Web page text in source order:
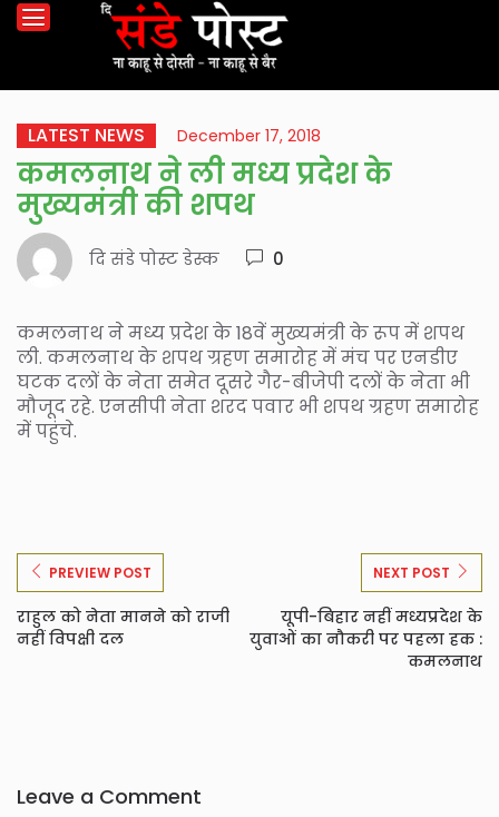
LATEST NEWS December 17, 2018
कमलनाथ ने ली मध्य प्रदेश के
मुख्यमंत्री की शपथ
दि संडे पोस्ट डेस्क 0
कमलनाथ ने मध्य प्रदेश के 18वें मुख्यमंत्री के रूप में शपथ
ली. कमलनाथ के शपथ ग्रहण समारोह में मंच पर एनडीए
घटक दलों के नेता समेत दूसरे गैर-बीजेपी दलों के नेता भी
मौजूद रहे. एनसीपी नेता शरद पवार भी शपथ ग्रहण समारोह
में पहुंचे.
PREVIEW POST
राहुल को नेता मानने को राजी
नहीं विपक्षी दल
NEXT POST
यूपी-बिहार नहीं मध्यप्रदेश के
युवाओं का नौकरी पर पहला हक :
कमलनाथ
Leave a Comment